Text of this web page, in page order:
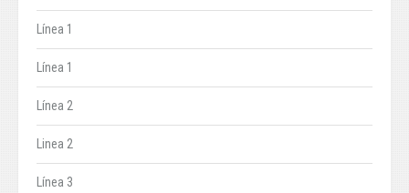
Línea 1
Línea 1
Línea 2
Linea 2
Línea 3